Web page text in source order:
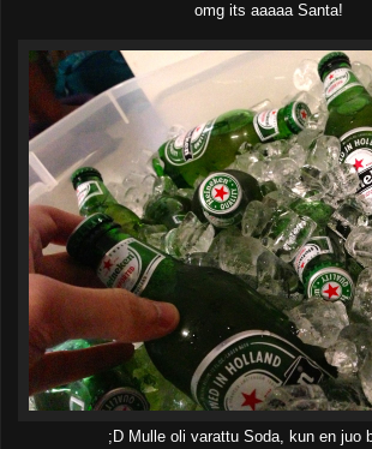
omg its aaaaa Santa!
;D Mulle oli varattu Soda, kun en juo